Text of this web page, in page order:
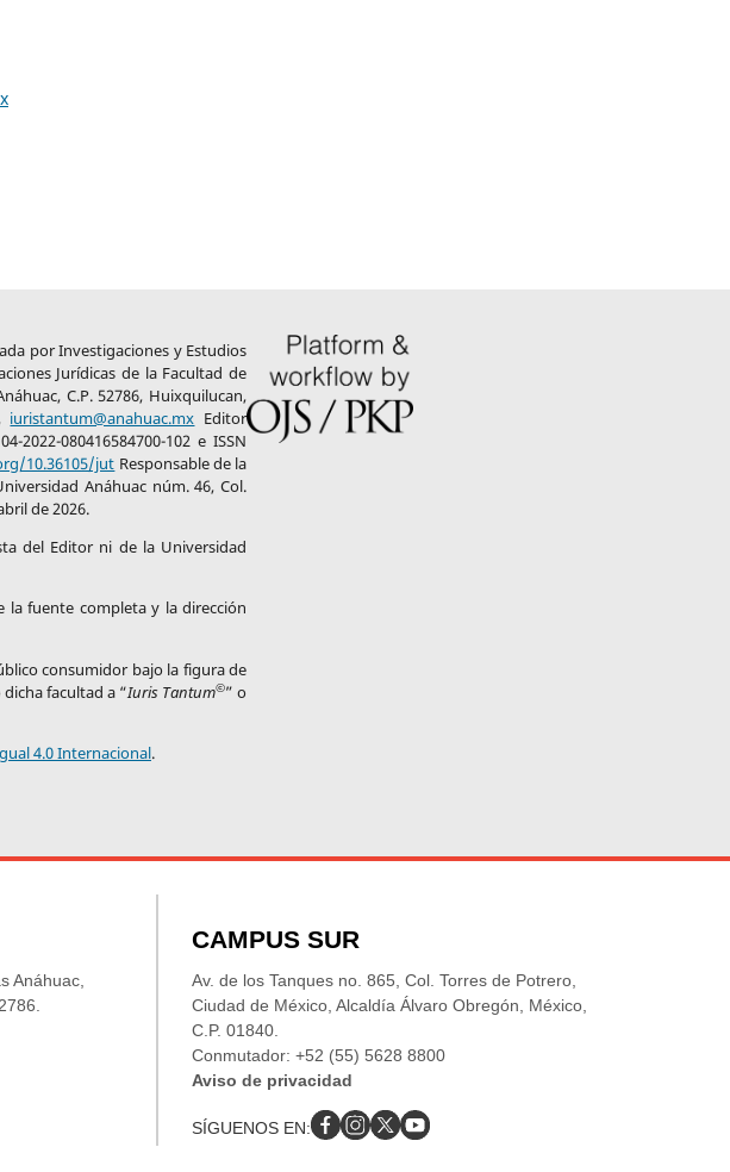
por Investigaciones y Estudios
Jurídicas de la Facultad de
C.P. 52786, Huixquilucan,
iuristantum@anahuac.mx Editor
2022-080416584700-102 e ISSN
10.36105/jut Responsable de la
Anáhuac núm. 46, Col.
de 2026.
del Editor ni de la Universidad
la fuente completa y la dirección
consumidor bajo la figura de
facultad a “Iuris Tantum©” o
4.0 Internacional.
Anáhuac,
CAMPUS SUR
Av. de los Tanques no. 865, Col. Torres de Potrero,
Ciudad de México, Alcaldía Álvaro Obregón, México,
C.P. 01840.
Conmutador: +52 (55) 5628 8800
Aviso de privacidad
SÍGUENOS EN: